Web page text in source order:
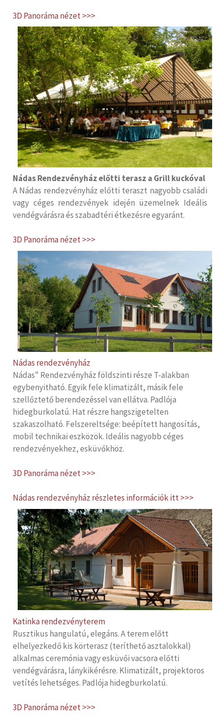
3D Panoráma nézet >>>
Nádas Rendezvényház előtti terasz a Grill kuckóval
A Nádas rendezvényház előtti teraszt nagyobb családi
vagy céges rendezvények idején üzemelnek Ideális
vendégvárásra és szabadtéri étkezésre egyaránt.
3D Panoráma nézet >>>
Nádas rendezvényház
Nádas" Rendezvényház földszinti része T-alakban
egybenyitható. Egyik fele klimatizált, másik fele
szellőztető berendezéssel van ellátva. Padlója
hidegburkolatú. Hat részre hangszigetelten
szakaszolható. Felszereltsége: beépített hangosítás,
mobil technikai eszközök. Ideális nagyobb céges
rendezvényekhez, esküvőkhöz.
3D Panoráma nézet >>>
Nádas rendezvényház részletes információk itt >>>
Katinka rendezvényterem
Rusztikus hangulatú, elegáns. A terem előtt
elhelyezkedő kis körterasz (teríthető asztalokkal)
alkalmas ceremónia vagy esküvői vacsora előtti
vendégvárásra, lánykikérésre. Klimatizált, projektoros
vetítés lehetséges. Padlója hidegburkolatú.
3D Panoráma nézet >>>